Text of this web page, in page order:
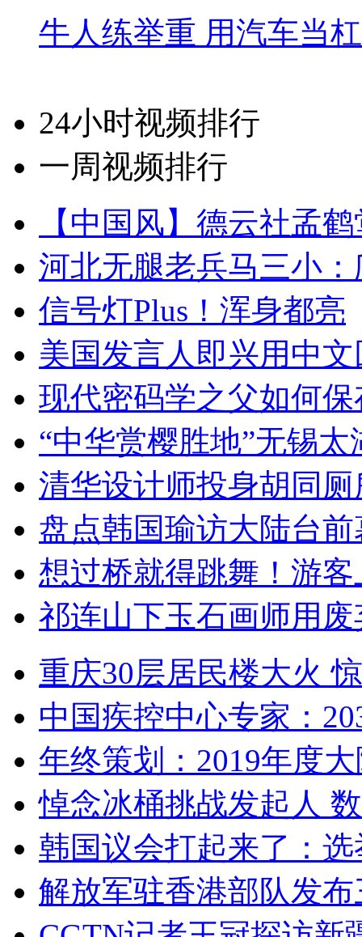
牛人练举重 用汽车当
24小时视频排行
一周视频排行
【中国风】德云社孟
河北无腿老兵马三小
信号灯Plus！浑身都亮
美国发言人即兴用中
现代密码学之父如何
“中华赏樱胜地”无锡
清华设计师投身胡同
盘点韩国瑜访大陆台
想过桥就得跳舞！游客
祁连山下玉石画师用
重庆30层居民楼大火
中国疾控中心专家：
年终策划：2019年度
悼念冰桶挑战发起人
韩国议会打起来了：
解放军驻香港部队发